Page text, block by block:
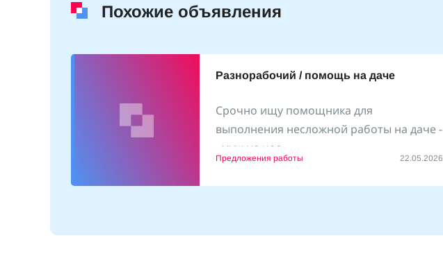
Похожие объявления
Разнорабочий / помощь на даче
Срочно ищу помощника для
выполнения несложной работы на даче -
«муж на час»
Предложения работы 22.05.2026